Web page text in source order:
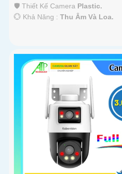
🛡 Thiết Kế Camera Plastic.
️💮 Khả Năng : Thu Âm Và Loa.